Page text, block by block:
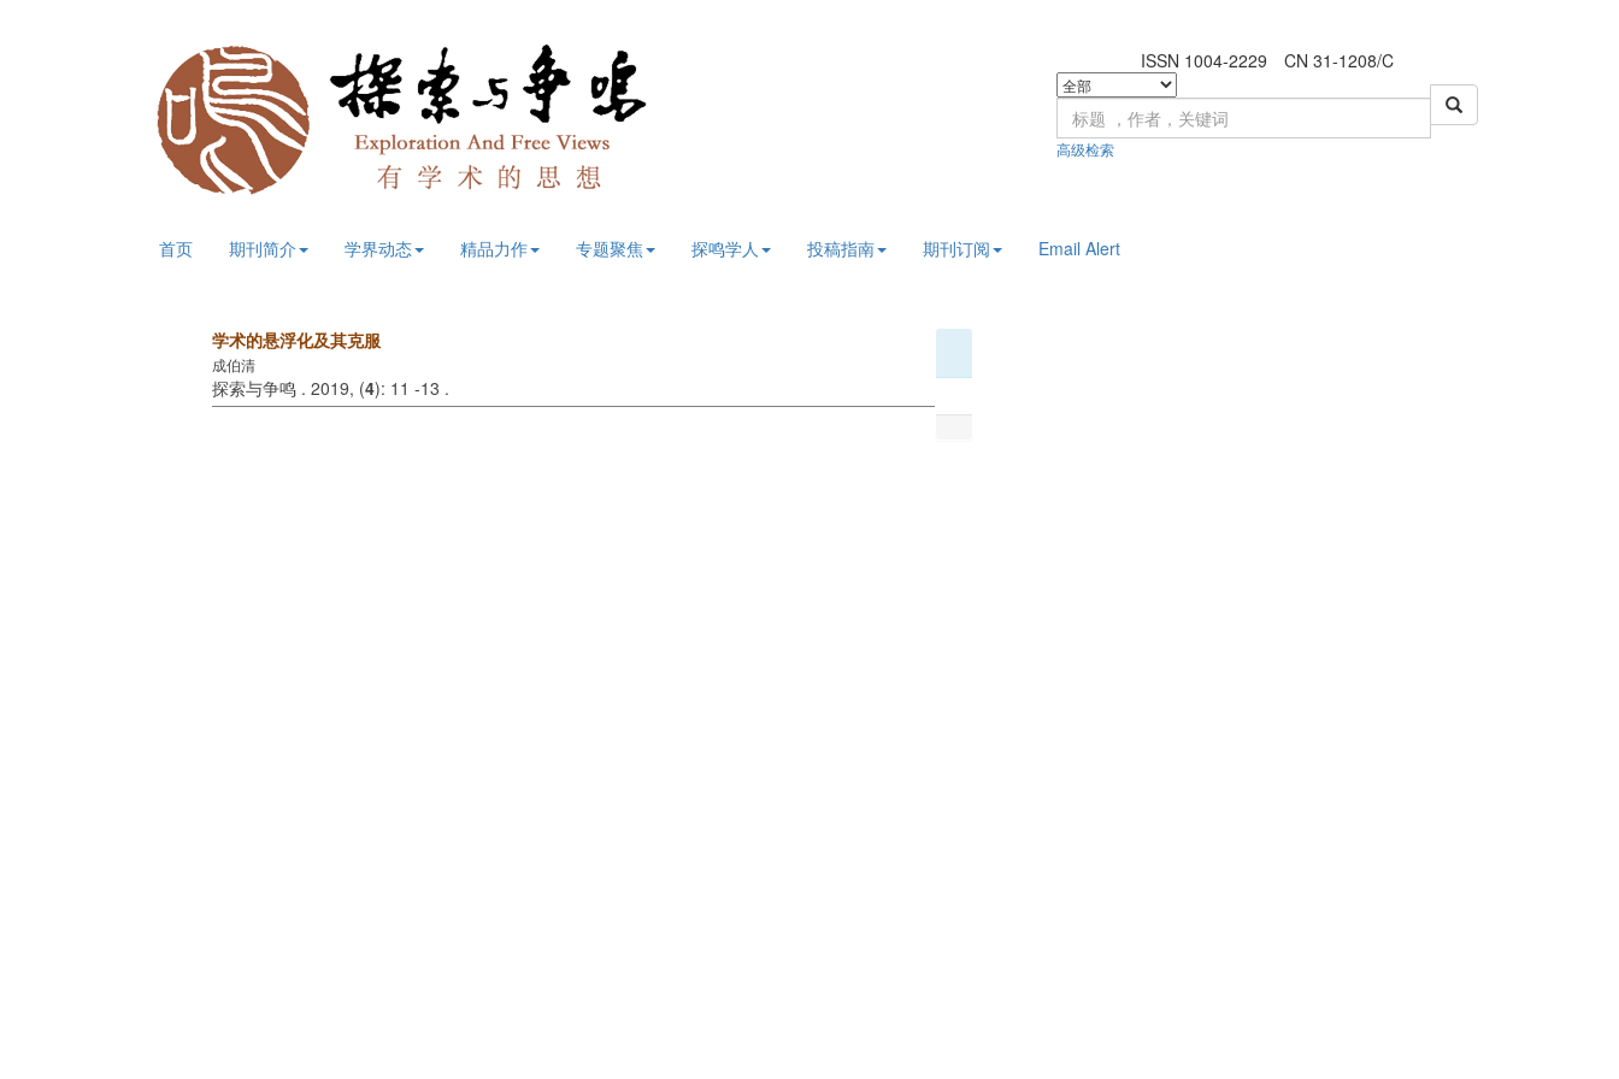
ISSN 1004-2229 CN 31-1208/C
高级检索
首页 期刊简介 学界动态 精品力作 专题聚焦 探鸣学人 投稿指南 期刊订阅 Email Alert
学术的悬浮化及其克服
成伯清
探索与争鸣 . 2019, (4): 11 -13 .